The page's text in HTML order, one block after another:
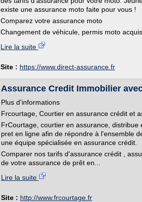
existe une assurance moto faite pour vous !
Comparez votre assurance moto
Changement de véhicule, permis moto acquis
Lire la suite
Site : https://www.direct-assurance.fr
Assurance Credit Immobilier
Plus d'informations
Frcourtage, Courtier en assurance crédit et
FrCourtage, courtier en assurance,
pret en ligne afin de répondre à l'ensemble
une équipe spécialisée en assurance crédit.
Comparer nos tarifs d'assurance crédit ,
de votre assurance de prêt en...
Lire la suite
Site : http://www.frcourtage.fr